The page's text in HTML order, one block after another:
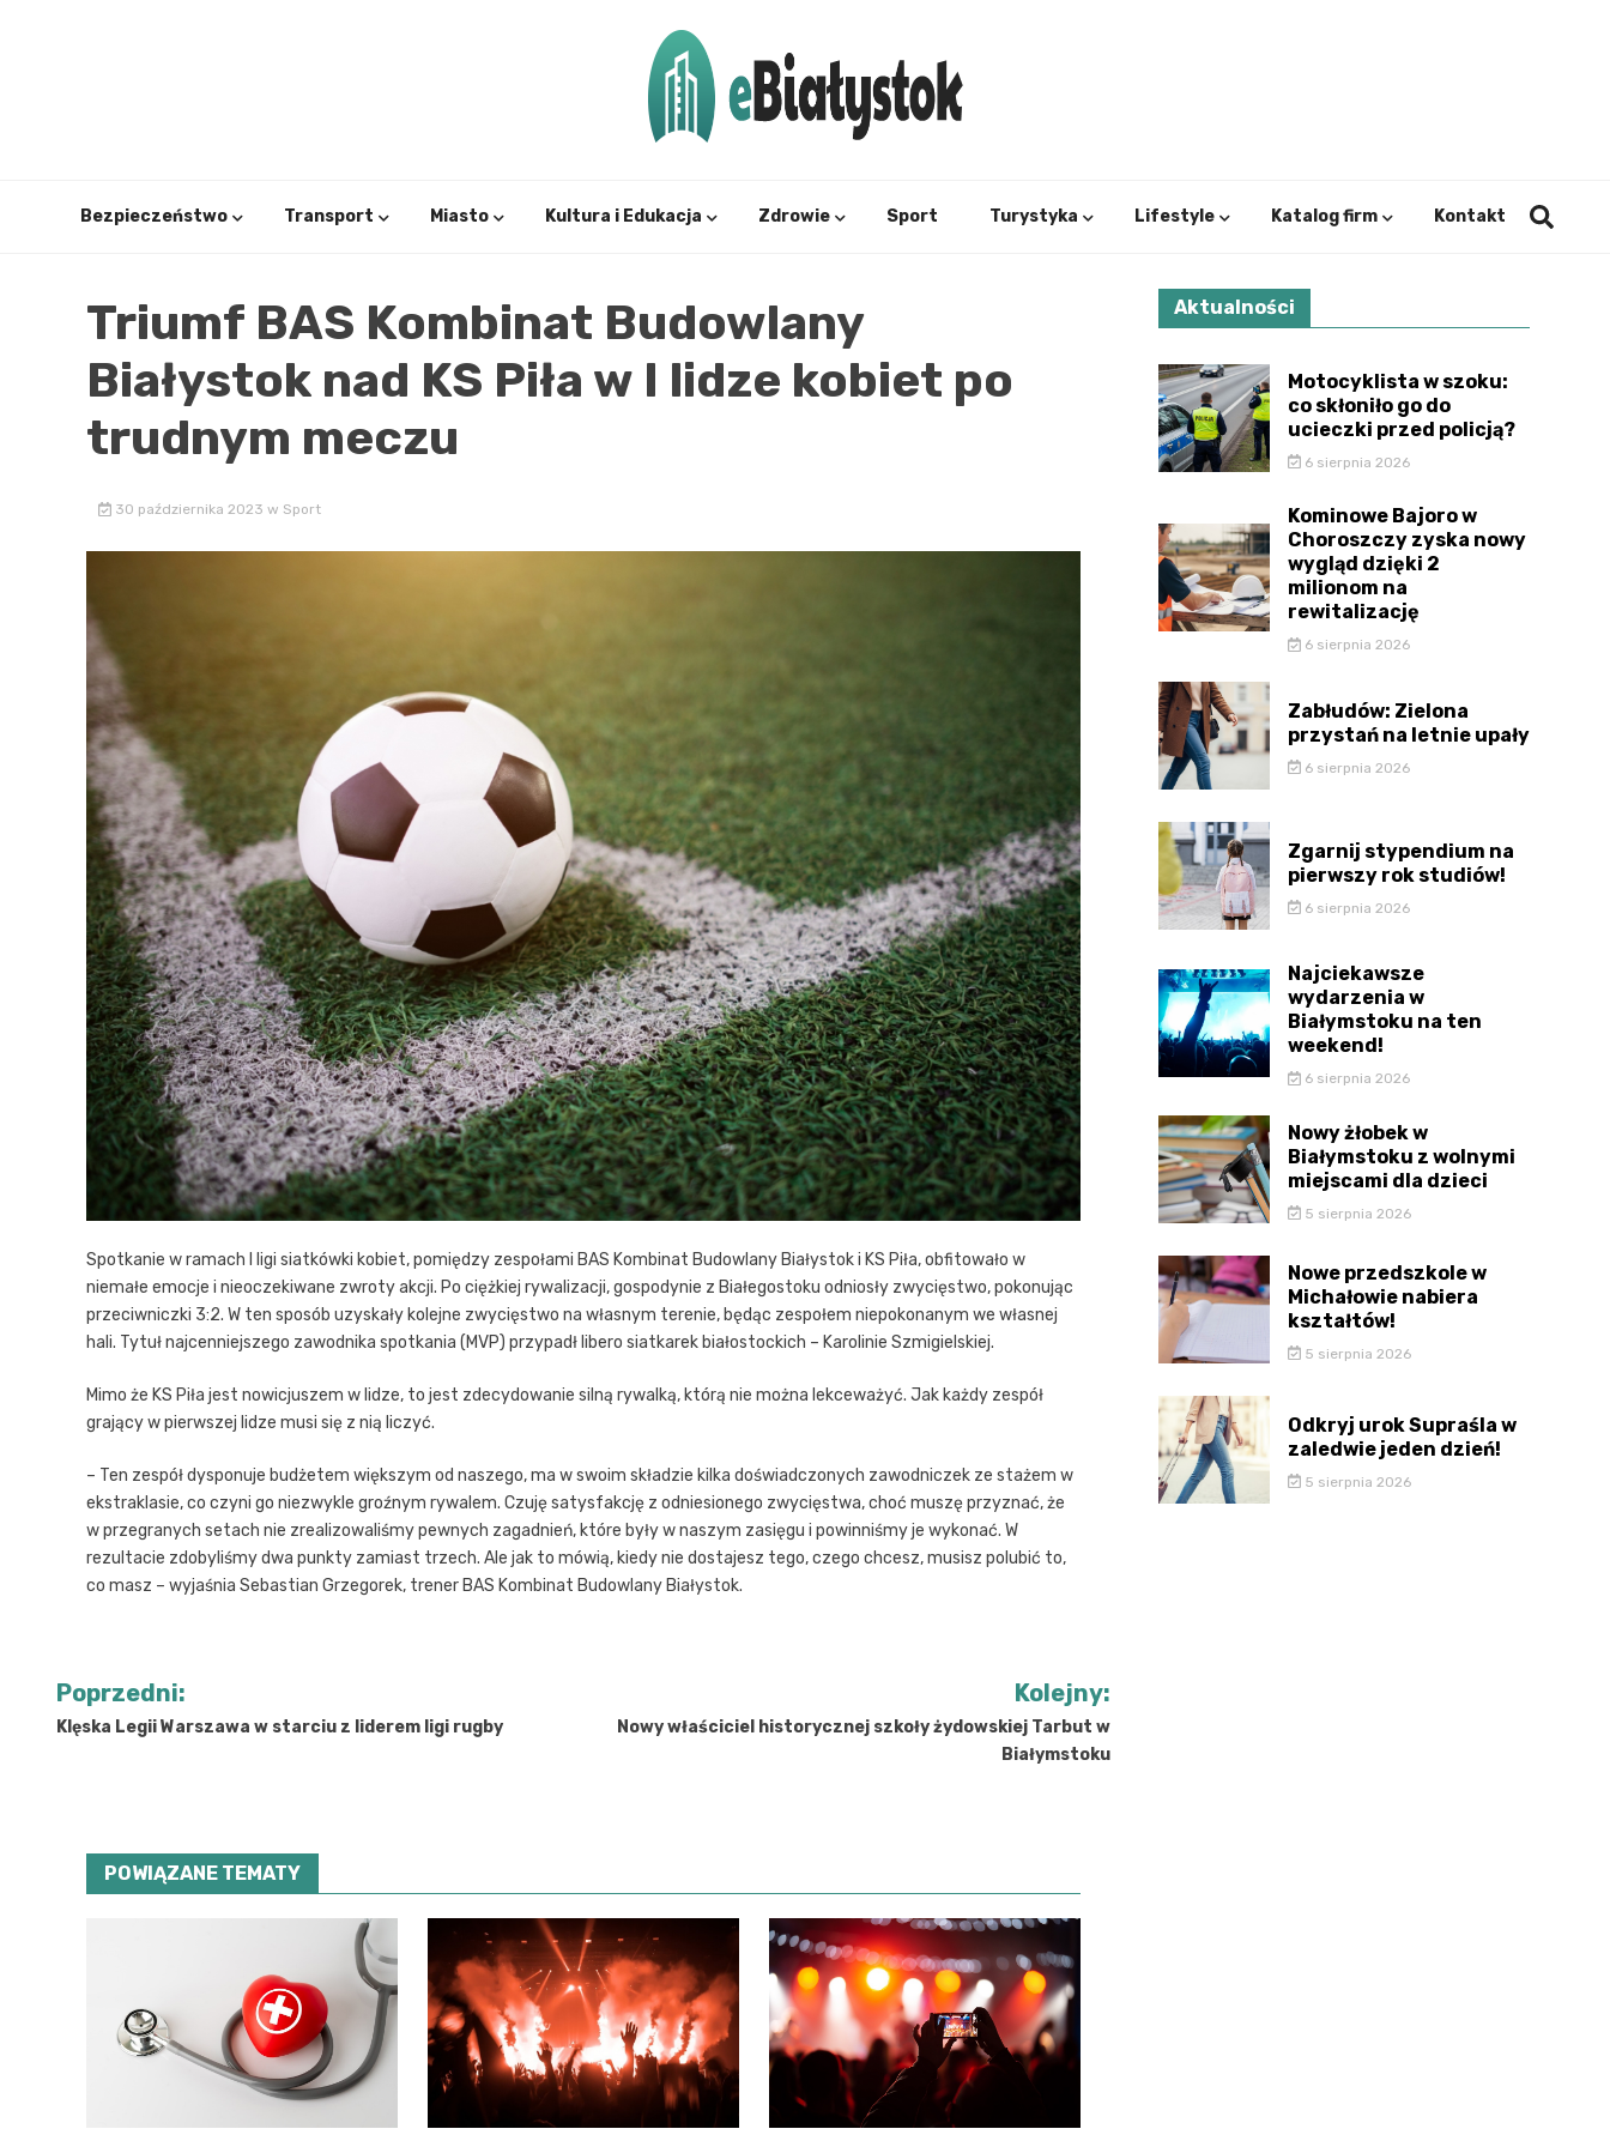
Bezpieczeństwo Transport Miasto Kultura i Edukacja Zdrowie Sport Turystyka Lifestyle Katalog firm Kontakt
Triumf BAS Kombinat Budowlany
Białystok nad KS Piła w I lidze kobiet po
trudnym meczu
30 października 2023 w Sport
Spotkanie w ramach I ligi siatkówki kobiet, pomiędzy zespołami BAS Kombinat Budowlany Białystok i KS Piła, obfitowało w
niemałe emocje i nieoczekiwane zwroty akcji. Po ciężkiej rywalizacji, gospodynie z Białegostoku odniosły zwycięstwo, pokonując
przeciwniczki 3:2. W ten sposób uzyskały kolejne zwycięstwo na własnym terenie, będąc zespołem niepokonanym we własnej
hali. Tytuł najcenniejszego zawodnika spotkania (MVP) przypadł libero siatkarek białostockich – Karolinie Szmigielskiej.
Mimo że KS Piła jest nowicjuszem w lidze, to jest zdecydowanie silną rywalką, którą nie można lekceważyć. Jak każdy zespół
grający w pierwszej lidze musi się z nią liczyć.
– Ten zespół dysponuje budżetem większym od naszego, ma w swoim składzie kilka doświadczonych zawodniczek ze stażem w
ekstraklasie, co czyni go niezwykle groźnym rywalem. Czuję satysfakcję z odniesionego zwycięstwa, choć muszę przyznać, że
w przegranych setach nie zrealizowaliśmy pewnych zagadnień, które były w naszym zasięgu i powinniśmy je wykonać. W
rezultacie zdobyliśmy dwa punkty zamiast trzech. Ale jak to mówią, kiedy nie dostajesz tego, czego chcesz, musisz polubić to,
co masz – wyjaśnia Sebastian Grzegorek, trener BAS Kombinat Budowlany Białystok.
Nawigacja
wpisu
Poprzedni:
Klęska Legii Warszawa w starciu z liderem ligi rugby
Kolejny:
Nowy właściciel historycznej szkoły żydowskiej Tarbut w
Białymstoku
POWIĄZANE TEMATY
Aktualności
Motocyklista w szoku:
co skłoniło go do
ucieczki przed policją?
6 sierpnia 2026
Kominowe Bajoro w
Choroszczy zyska nowy
wygląd dzięki 2
milionom na
rewitalizację
6 sierpnia 2026
Zabłudów: Zielona
przystań na letnie upały
6 sierpnia 2026
Zgarnij stypendium na
pierwszy rok studiów!
6 sierpnia 2026
Najciekawsze
wydarzenia w
Białymstoku na ten
weekend!
6 sierpnia 2026
Nowy żłobek w
Białymstoku z wolnymi
miejscami dla dzieci
5 sierpnia 2026
Nowe przedszkole w
Michałowie nabiera
kształtów!
5 sierpnia 2026
Odkryj urok Supraśla w
zaledwie jeden dzień!
5 sierpnia 2026